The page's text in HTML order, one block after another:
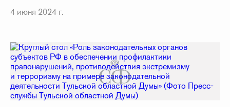
4 июня 2024 г.